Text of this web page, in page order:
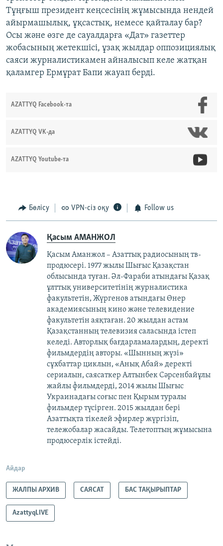
Тұңғыш президент кеңсесінің жұмысында нендей
айырмашылық, ұқсастық, немесе қайталау бар?
Осы және өзге де сауалдарға «Дат» газеттер
жобасының жетекшісі, ұзақ жылдар оппозициялық
саяси журналистикамен айналысып келе жатқан
қаламгер Ермұрат Бапи жауап берді.
AZATTYQ Facebook-та
AZATTYQ VK-да
AZATTYQ Youtube-та
Бөлісу VPN-сіз оқу Follow us
Қасым АМАНЖОЛ
Қасым Аманжол – Азаттық радиосының тв-
продюсері. 1977 жылы Шығыс Қазақстан
облысында туған. Әл-Фараби атындағы Қазақ
ұлттық университетінің журналистика
факультетін, Жүргенов атындағы Өнер
академиясының кино және телевидение
факультетін аяқтаған. 20 жылдан астам
Қазақстанның телевизия саласында істеп
келеді. Авторлық бағдарламалардың, деректі
фильмдердің авторы. «Шынның жүзі»
сұхбаттар циклын, «Анық Абай» деректі
сериалын, саясаткер Алтынбек Сәрсенбайұлы
жайлы фильмдерді, 2014 жылы Шығыс
Украинадағы соғыс пен Қырым туралы
фильмдер түсірген. 2015 жылдан бері
Азаттықта тікелей эфирлер жүргізіп,
тележобалар жасайды. Телетоптың жұмысына
продюсерлік істейді.
Айдар
ЖАЛПЫ АРХИВ САЯСАТ БАС ТАҚЫРЫПТАР
AzattyqLIVE